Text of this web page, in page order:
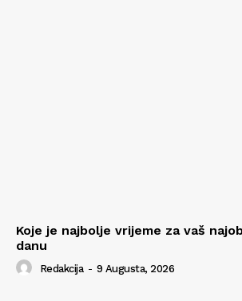
Koje je najbolje vrijeme za vaš
danu
Redakcija - 9 Augusta, 2026